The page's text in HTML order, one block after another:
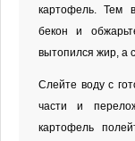
картофель. Тем
бекон и
вытопился жир, а
Слейте воду с
части и
картофель